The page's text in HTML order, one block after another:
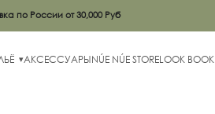
по России от 30,000 Руб
АКСЕССУАРЫNÚE NÚE STORELOOK BOOK